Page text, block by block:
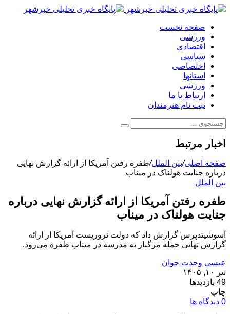
صفحه نخست
ورزشی
اقتصادی
سیاسی
اختصاصی
استانها
ورزشی
ارتباط با ما
ثبت نام هنرمندان
اخبار مرتبط
صفحه اصلی/بین الملل/طفره رفتن آمریکا از ارائه گزارش نهایی
درباره جنایت هولناک در میناب
بین الملل
طفره رفتن آمریکا از ارائه گزارش نهایی درباره
جنایت هولناک در میناب
آسوشیتدپرس گزارش داد که دولت تروریست آمریکا از ارائه
گزارش نهایی حمله مرگبار به مدرسه در میناب طفره می‌رود.
عیسی وحدت جوان
تیر ۱۰, ۱۴۰۵
49 بازدیدها
چاپ
0 دیدگاه ها